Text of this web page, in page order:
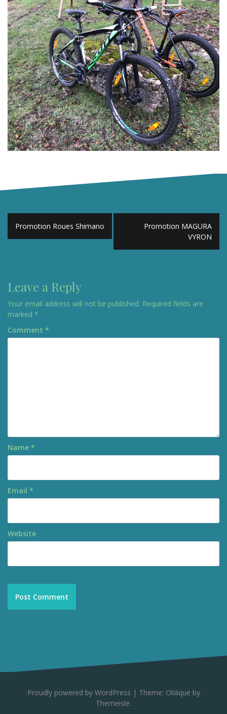
Post
navigation
Promotion Roues Shimano
Promotion MAGURA
VYRON
Leave a Reply
Your email address will not be published. Required fields are
marked *
Comment *
Name *
Email *
Website
Proudly powered by WordPress | Theme: Oblique by
Themeisle.